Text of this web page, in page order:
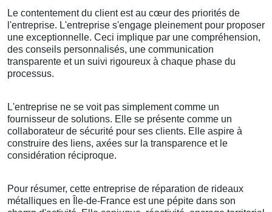
Le contentement du client est au cœur des priorités de
l'entreprise. L'entreprise s'engage pleinement pour proposer
une exceptionnelle. Ceci implique par une compréhension,
des conseils personnalisés, une communication
transparente et un suivi rigoureux à chaque phase du
processus.
L'entreprise ne se voit pas simplement comme un
fournisseur de solutions. Elle se présente comme un
collaborateur de sécurité pour ses clients. Elle aspire à
construire des liens, axées sur la transparence et le
considération réciproque.
Pour résumer, cette entreprise de réparation de rideaux
métalliques en Île-de-France est une pépite dans son